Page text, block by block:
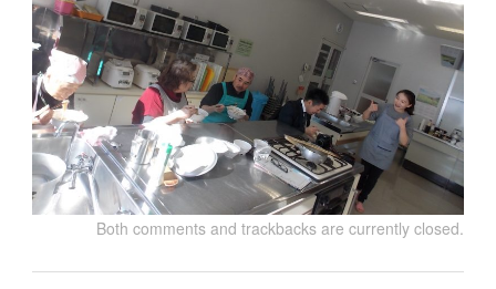
Both comments and trackbacks are currently closed.